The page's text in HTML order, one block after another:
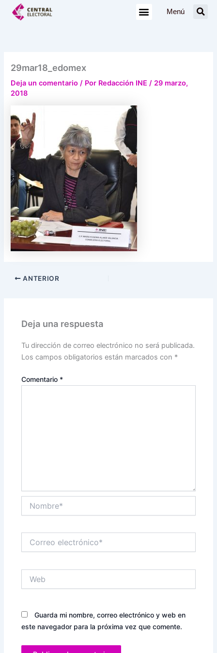
Menú
29mar18_edomex
Deja un comentario / Por Redacción INE/ 29 marzo,
2018
ANTERIOR
Deja una respuesta
Tu dirección de correo electrónico no será publicada.
Los campos obligatorios están marcados con *
Comentario *
electrónico*
Guarda mi nombre, correo electrónico y web en
este navegador para la próxima vez que comente.